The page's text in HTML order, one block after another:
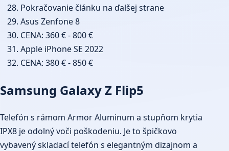
Pokračovanie článku na ďalšej strane
Asus Zenfone 8
CENA: 360 € - 800 €
Apple iPhone SE 2022
CENA: 380 € - 850 €
Samsung Galaxy Z Flip5
Telefón s rámom Armor Aluminum a stupňom krytia
IPX8 je odolný voči poškodeniu. Je to špičkovo
vybavený skladací telefón s elegantným dizajnom a